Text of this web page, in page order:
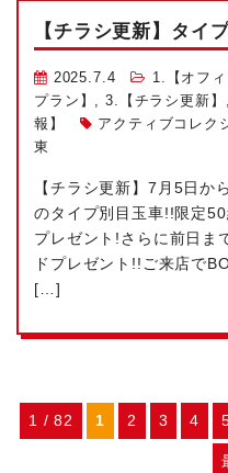
【チラシ更新】タイ
2025.7.4 1.【オフィ
プラン】
,3.【チラシ更新】
報】
アクティブコレク
東
【チラシ更新】7月5日か
のタイプ別目玉車!!限定
プレゼント!さらに前日ま
ドプレゼント!!ご来店で
[…]
1 / 82 1 2 3 4